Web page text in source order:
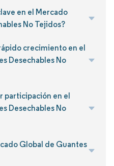
en el Mercado
No Tejidos?
crecimiento en el
Desechables No
participación en el
Desechables No
Global de Guantes